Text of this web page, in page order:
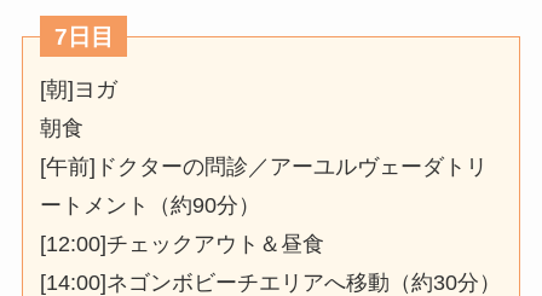
7日目
[朝]ヨガ
朝食
[午前]ドクターの問診／アーユルヴェーダトリ
ートメント（約90分）
[12:00]チェックアウト＆昼食
[14:00]ネゴンボビーチエリアへ移動（約30分）